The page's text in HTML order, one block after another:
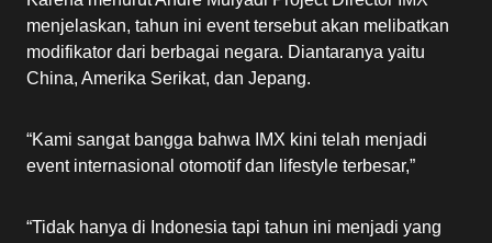
menjelaskan, tahun ini event tersebut akan melibatkan
modifikator dari berbagai negara. Diantaranya yaitu
China, Amerika Serikat, dan Jepang.
“Kami sangat bangga bahwa IMX kini telah menjadi
event internasional otomotif dan lifestyle terbesar,”
“Tidak hanya di Indonesia tapi tahun ini menjadi yang